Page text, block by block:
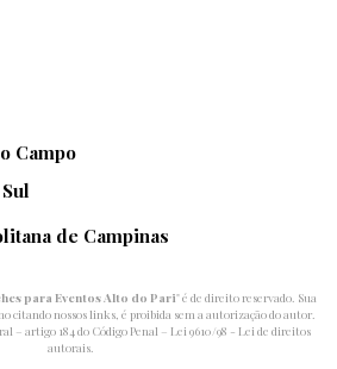
Campo
de Campinas
para Eventos Alto do Pari" é de direito reservado. Sua
citando nossos links, é proibida sem a autorização do autor.
– artigo 184 do Código Penal – Lei 9610/98 - Lei de direitos
autorais.